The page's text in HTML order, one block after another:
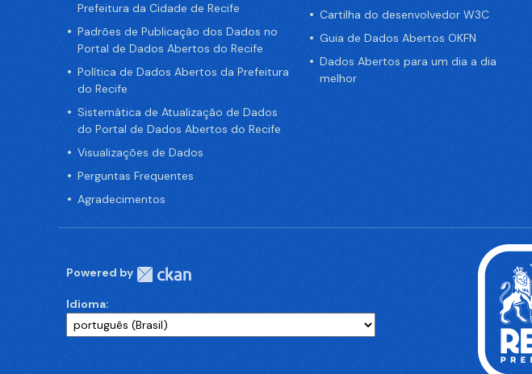
Prefeitura da Cidade de Recife
Padrões de Publicação dos Dados no
Portal de Dados Abertos do Recife
Política de Dados Abertos da Prefeitura
do Recife
Sistemática de Atualização de Dados
do Portal de Dados Abertos do Recife
Visualizações de Dados
Perguntas Frequentes
Agradecimentos
Cartilha do desenvolvedor W3C
Guia de Dados Abertos OKFN
Dados Abertos para um dia a dia
melhor
Powered by
Idioma